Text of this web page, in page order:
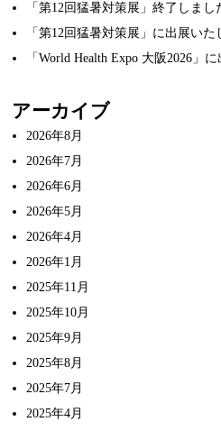
「第12回猛暑対策展」終了しまし
「第12回猛暑対策展」に出展いた
「World Health Expo 大阪2026」
アーカイブ
2026年8月
2026年7月
2026年6月
2026年5月
2026年4月
2026年1月
2025年11月
2025年10月
2025年9月
2025年8月
2025年7月
2025年4月